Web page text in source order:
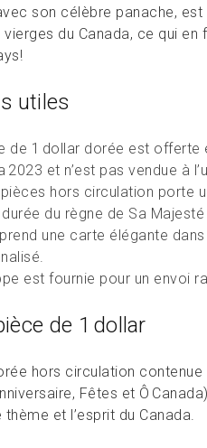
son célèbre panache,
du Canada, ce qui en
utiles
de 1 dollar dorée est offerte
2023 et n’est pas vendue à
pièces hors circulation porte
du règne de Sa
une carte élégante
est fournie pour un envoi
de 1 dollar
hors circulation
Fêtes et Ô
et l’esprit du Canada.